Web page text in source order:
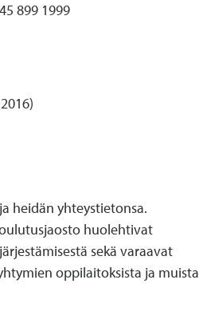
899 1999
heidän yhteystietonsa.
huolehtivat
sekä varaavat
oppilaitoksista ja muista